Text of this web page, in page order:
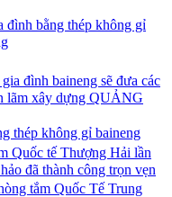
đình bằng thép không gỉ
đình baineng sẽ đưa các
lãm xây dựng QUẢNG
thép không gỉ baineng
Quốc tế Thượng Hải lần
đã thành công trọn vẹn
tắm Quốc Tế Trung